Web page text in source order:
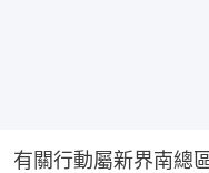
有關行動屬新界南總